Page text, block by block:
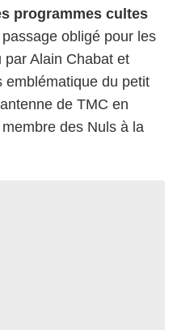
programmes cultes
obligé pour les
Alain Chabat et
emblématique du petit
de TMC en
des Nuls à la